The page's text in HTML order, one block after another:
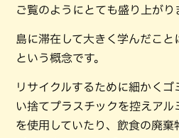
ご覧のようにとても盛り上がり
島に滞在して大きく学んだこと
という概念です。
リサイクルするために細かく
い捨てプラスチックを控えア
を使用していたり、飲食の廃棄